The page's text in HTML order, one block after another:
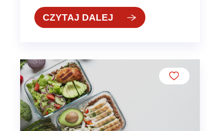
CZYTAJ DALEJ